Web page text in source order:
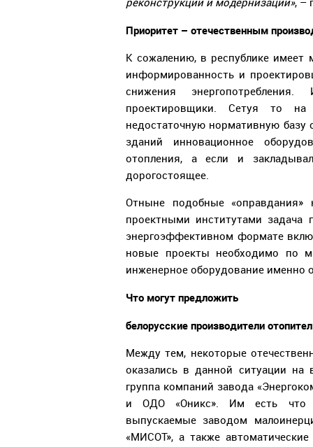
реконструкции и модернизации», –
Приоритет – отечественным
К сожалению, в республике имеет
информированность и
снижения
проектировщики. Сетуя то на
недостаточную нормативную
зданий инновационное
отопления, а если и
дорогостоящее.
Отныне подобные «оправдания»
проектными институтами задача
энергоэффективном формате
новые проекты необходимо по
инженерное оборудование именно
Что могут предложить
белорусские производители
Между тем, некоторые
оказались в данной ситуации на
группа компаний завода
и ОДО «Оникс». Им есть что
выпускаемые заводом
«МИСОТ», а также